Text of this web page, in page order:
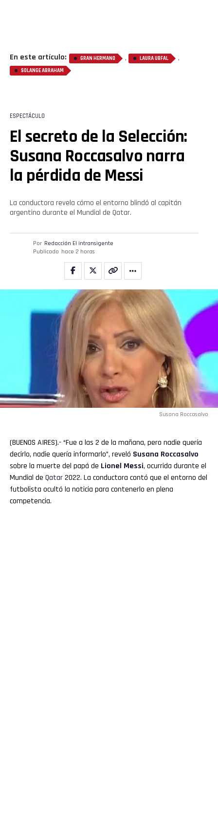
En este artículo: GRAN HERMANO , LAURA UBFAL ,
SOLANGE ABRAHAM
ESPECTÁCULO
El secreto de la Selección:
Susana Roccasalvo narra
la pérdida de Messi
La conductora revela cómo el entorno blindó al capitán
argentino durante el Mundial de Qatar.
Por Redacción El intransigente
Publicado hace 2 horas
Susana Roccasalvo
(BUENOS AIRES).- “Fue a las 2 de la mañana, pero nadie quería
decirlo, nadie quería informarlo”, reveló Susana Roccasalvo
sobre la muerte del papá de Lionel Messi, ocurrida durante el
Mundial de Qatar2022. La conductora contó que el entorno del
futbolista ocultó la noticia para contenerlo en plena
competencia.